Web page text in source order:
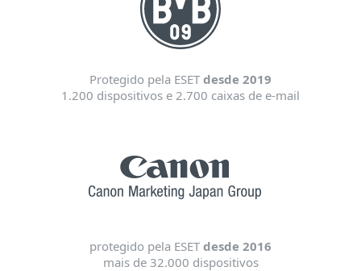
Protegido pela ESET desde 2019
1.200 dispositivos e 2.700 caixas de e-mail
protegido pela ESET desde 2016
mais de 32.000 dispositivos